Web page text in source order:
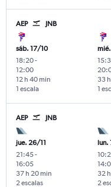
AEP JNB
sáb. 17/10
18:20-
12:00
1 escala
12 h 40 min
1
33
AEP JNB
jue. 26/11
21:45-
16:05
2 escalas
37 h 20 min
lun.
2
32